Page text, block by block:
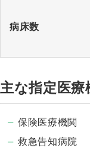
病床数
主な指定医療
保険医療機関
救急告知病院